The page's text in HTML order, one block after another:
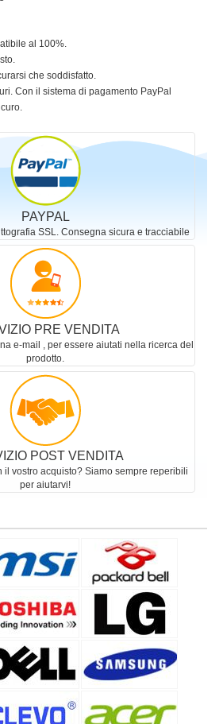
SSL. Consegna sicura e tracciabile
PRE VENDITA
e-mail , per essere aiutati nella ricerca del
prodotto.
POST VENDITA
il vostro acquisto? Siamo sempre reperibili
per aiutarvi!
SONY